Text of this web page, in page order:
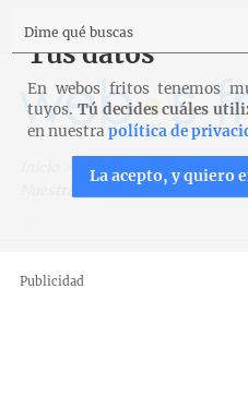
Nuestros libros
Publicidad
Tus datos
En webos fritos tenemos
tuyos. Tú decides cuáles
en nuestrapolítica de
La acepto, y quiero